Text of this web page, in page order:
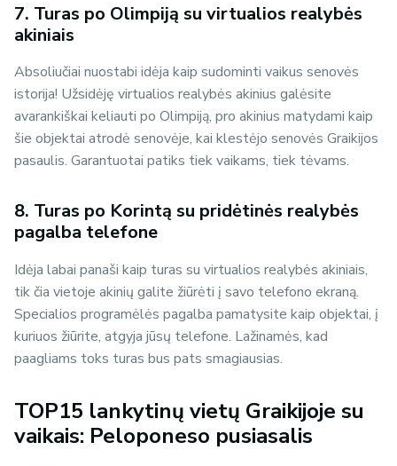
7. Turas po Olimpiją su virtualios realybės
akiniais
Absoliučiai nuostabi idėja kaip sudominti vaikus senovės
istorija! Užsidėję virtualios realybės akinius galėsite
avarankiškai keliauti po Olimpiją, pro akinius matydami kaip
šie objektai atrodė senovėje, kai klestėjo senovės Graikijos
pasaulis. Garantuotai patiks tiek vaikams, tiek tėvams.
8. Turas po Korintą su pridėtinės realybės
pagalba telefone
Idėja labai panaši kaip turas su virtualios realybės akiniais,
tik čia vietoje akinių galite žiūrėti į savo telefono ekraną.
Specialios programėlės pagalba pamatysite kaip objektai, į
kuriuos žiūrite, atgyja jūsų telefone. Lažinamės, kad
paagliams toks turas bus pats smagiausias.
TOP15 lankytinų vietų Graikijoje su
vaikais: Peloponeso pusiasalis